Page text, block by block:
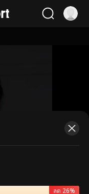
ณาปลดล็อก
ลด 26%